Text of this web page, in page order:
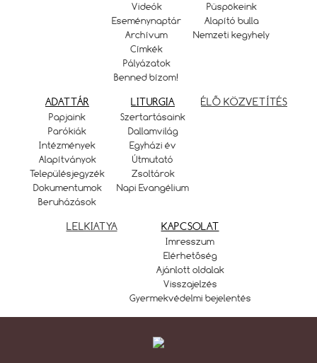
Videók
Eseménynaptár
Archívum
Címkék
Pályázatok
Benned bízom!
Püspökeink
Alapító bulla
Nemzeti kegyhely
ADATTÁR
Papjaink
Parókiák
Intézmények
Alapítványok
Településjegyzék
Dokumentumok
Beruházások
LITURGIA
Szertartásaink
Dallamvilág
Egyházi év
Útmutató
Zsoltárok
Napi Evangélium
ÉLŐ KÖZVETÍTÉS
LELKIATYA KAPCSOLAT
Imresszum
Elérhetőség
Ajánlott oldalak
Visszajelzés
Gyermekvédelmi bejelentés